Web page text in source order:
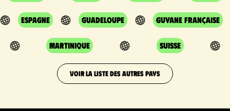
Espagne Guadeloupe Guyane Française
Martinique Suisse
VOIR LA LISTE DES AUTRES PAYS